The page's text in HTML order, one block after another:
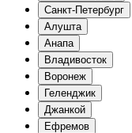
Санкт-Петербург
Алушта
Анапа
Владивосток
Воронеж
Геленджик
Джанкой
Ефремов